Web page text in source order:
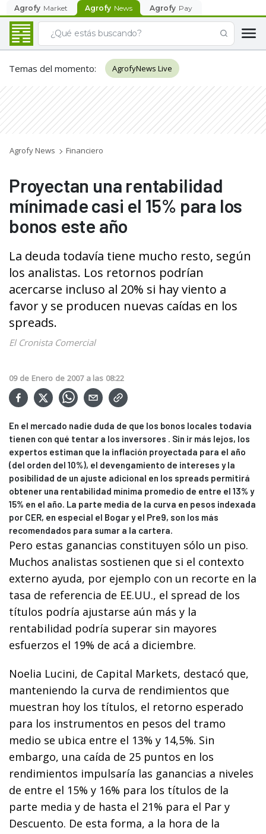
Agrofy Market Agrofy News Agrofy Pay
Temas del momento: AgrofyNews Live
Agrofy News Financiero
Proyectan una rentabilidad
mínimade casi el 15% para los
bonos este año
La deuda todavía tiene mucho resto, según
los analistas. Los retornos podrían
acercarse incluso al 20% si hay viento a
favor y se producen nuevas caídas en los
spreads.
El Cronista Comercial
09 de Enero de 2007 a las 08:22
En el mercado nadie duda de que los bonos locales todavía
tienen con qué tentar a los inversores . Sin ir más lejos, los
expertos estiman que la inflación proyectada para el año
(del orden del 10%), el devengamiento de intereses y la
posibilidad de un ajuste adicional en los spreads permitirá
obtener una rentabilidad mínima promedio de entre el 13% y
15% en el año. La parte media de la curva en pesos indexada
por CER, en especial el Bogar y el Pre9, son los más
recomendados para sumar a la cartera.
Pero estas ganancias constituyen sólo un piso.
Muchos analistas sostienen que si el contexto
externo ayuda, por ejemplo con un recorte en la
tasa de referencia de EE.UU., el spread de los
títulos podría ajustarse aún más y la
rentabilidad podría superar sin mayores
esfuerzos el 19% de acá a diciembre.
Noelia Lucini, de Capital Markets, destacó que,
manteniendo la curva de rendimientos que
muestran hoy los títulos, el retorno esperado
para los instrumentos en pesos del tramo
medio se ubica entre el 13% y 14,5%. Sin
embargo, una caída de 25 puntos en los
rendimientos impulsaría las ganancias a niveles
de entre el 15% y 16% para los títulos de la
parte media y de hasta el 21% para el Par y
Descuento. De esta forma, a la hora de la